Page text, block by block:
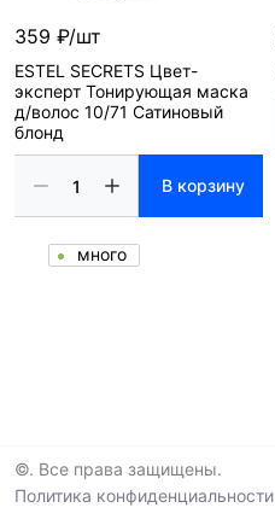
359 ₽/шт
ESTEL SECRETS Цвет-
эксперт Тонирующая маска
д/волос 10/71 Сатиновый
блонд
В корзину
много
©. Все права защищены.
Политика конфиденциальности